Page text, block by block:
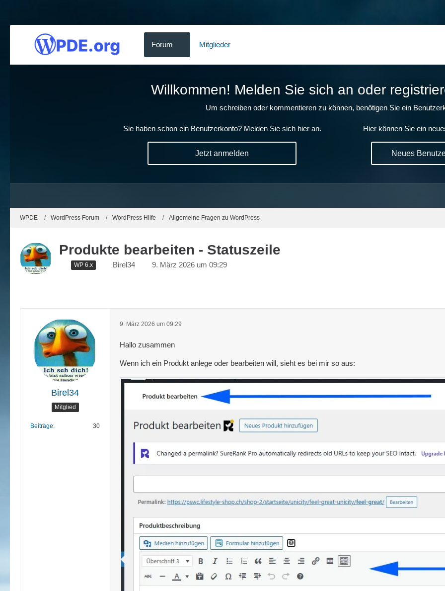
Forum Mitglieder
Willkommen! Melden Sie sich an oder
Um schreiben oder kommentieren zu können, benötigen Sie ein
Sie haben schon ein Benutzerkonto? Melden Sie sich hier an.
Jetzt anmelden
Hier können Sie ein
Neues
WPDE WordPress Forum WordPress Hilfe Allgemeine Fragen zu WordPress
Produkte bearbeiten - Statuszeile
WP 6.x Birel34 9. März 2026 um 09:29
Birel34
Mitglied
Beiträge 30
9. März 2026 um 09:29
Hallo zusammen
Wenn ich ein Produkt anlege oder bearbeiten will, sieht es bei mir so aus: